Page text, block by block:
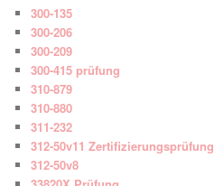
300-135
300-206
300-209
300-415 prüfung
310-879
310-880
311-232
312-50v11 Zertifizierungsprüfung
312-50v8